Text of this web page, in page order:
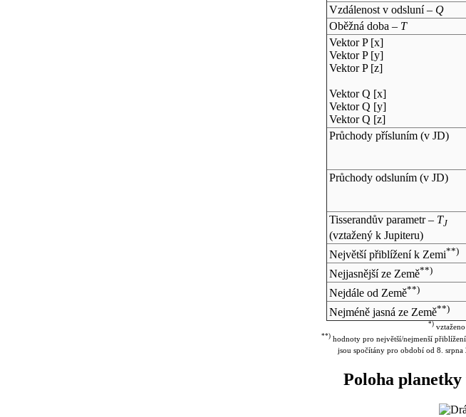
Vzdálenost v odsluní – Q
Oběžná doba – T
Vektor P [x]
Vektor P [y]
Vektor P [z]
Vektor Q [x]
Vektor Q [y]
Vektor Q [z]
Průchody přísluním (v JD)
Průchody odsluním (v JD)
Tisserandův parametr – TJ
(vztažený k Jupiteru)
Největší přiblížení k Zemi**)
Nejjasnější ze Země**)
Nejdále od Země**)
Nejméně jasná ze Země**)
*)
**) hodnoty pro největší/nejmenší
jsou spočítány pro období od 8. srpna
Poloha planetky